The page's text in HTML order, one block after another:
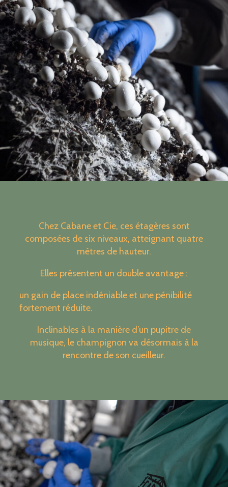
Chez Cabane et Cie, ces étagères sont
composées de six niveaux, atteignant quatre
mètres de hauteur.
Elles présentent un double avantage :
un gain de place indéniable et une pénibilité
fortement réduite.
Inclinables à la manière d’un pupitre de
musique, le champignon va désormais à la
rencontre de son cueilleur.